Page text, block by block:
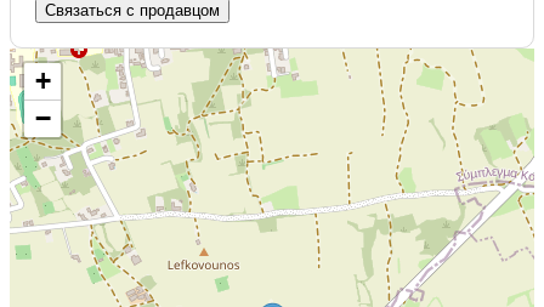
Связаться с продавцом
+
−